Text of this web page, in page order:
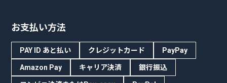
お支払い方法
PAY ID あと払い クレジットカード PayPay
Amazon Pay キャリア決済 銀行振込